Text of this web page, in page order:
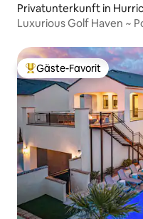
Privatunterkunft in
Luxurious Golf Haven ~
Beliebter Gäste-Favorit.
Gäste-Favorit